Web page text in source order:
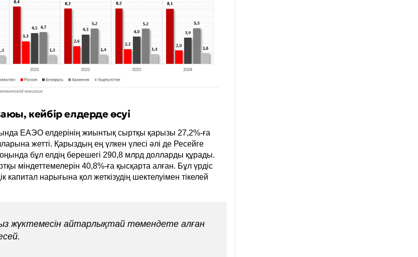
кейбір елдерде өсуі
ЕАЭО елдерінің жиынтық сыртқы қарызы 27,2%-ға
жетті. Қарыздың ең үлкен үлесі әлі де Ресейге
бұл елдің берешегі 290,8 млрд долларды құрады.
міндеттемелерін 40,8%-ға қысқарта алған. Бұл үрдіс
капитал нарығына қол жеткізудің шектелуімен тікелей
жүктемесін айтарлықтай төмендете алған